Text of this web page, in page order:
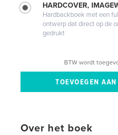
HARDCOVER,
Hardbackboek met een
ontwerp dat direct op de
gedrukt
BTW wordt
Over het boek